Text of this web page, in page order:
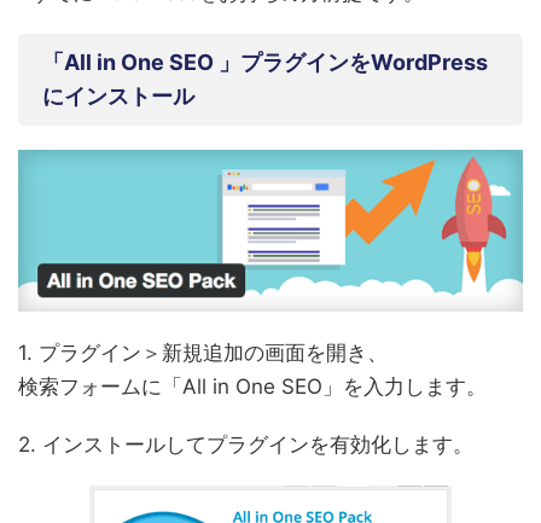
「All in One SEO 」プラグインをWordPress
にインストール
1. プラグイン＞新規追加の画面を開き、
検索フォームに「All in One SEO」を入力します。
2. インストールしてプラグインを有効化します。